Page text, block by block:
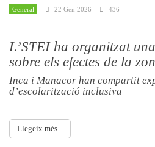
General 22 Gen 2026 436
L’STEI ha organitzat
sobre els efectes de la
Inca i Manacor han compartit
d’escolarització inclusiva
Llegeix més...